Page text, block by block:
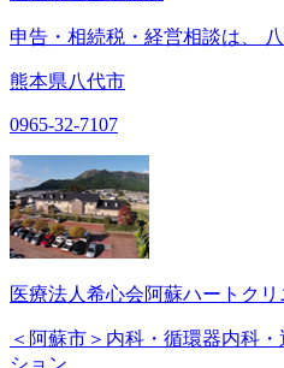
申告・相続税・経営相談は、
熊本県八代市
0965-32-7107
医療法人希心会阿蘇ハートクリ
＜阿蘇市＞内科・循環器内科